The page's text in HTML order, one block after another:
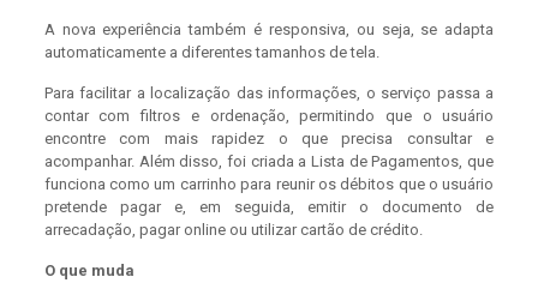
A nova experiência também é responsiva, ou seja, se adapta
automaticamente a diferentes tamanhos de tela.
Para facilitar a localização das informações, o serviço passa a
contar com filtros e ordenação, permitindo que o usuário
encontre com mais rapidez o que precisa consultar e
acompanhar. Além disso, foi criada a Lista de Pagamentos, que
funciona como um carrinho para reunir os débitos que o usuário
pretende pagar e, em seguida, emitir o documento de
arrecadação, pagar online ou utilizar cartão de crédito.
O que muda